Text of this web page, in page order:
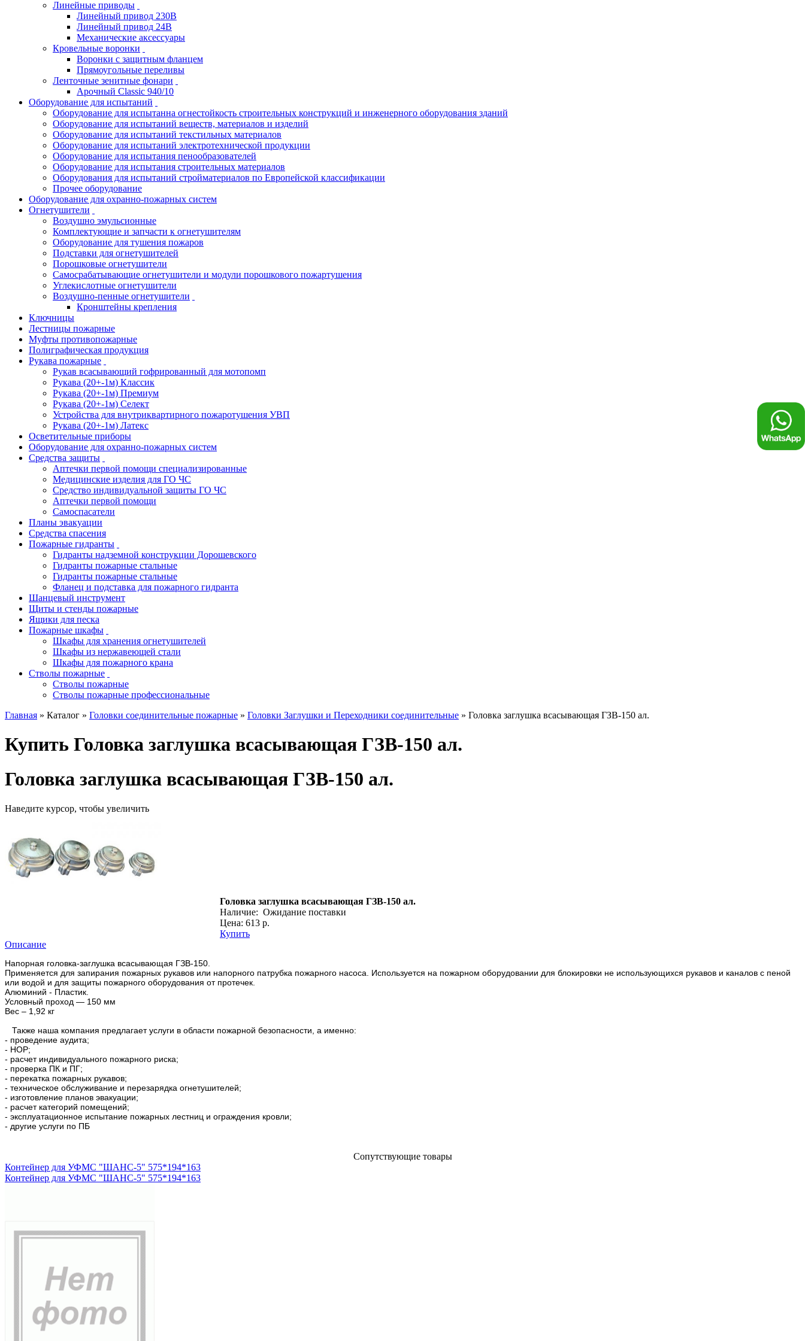
Линейные приводы
Линейный привод 230В
Линейный привод 24В
Механические аксессуары
Кровельные воронки
Воронки с защитным фланцем
Прямоугольные переливы
Ленточные зенитные фонари
Арочный Classic 940/10
Оборудование для испытаний
Оборудование для испытанна огнестойкость строительных конструкций и инженерного оборудования зданий
Оборудование для испытаний веществ, материалов и изделий
Оборудование для испытаний текстильных материалов
Оборудование для испытаний электротехнической продукции
Оборудование для испытания пенообразователей
Оборудование для испытания строительных материалов
Оборудования для испытаний стройматериалов по Европейской классификации
Прочее оборудование
Оборудование для охранно-пожарных систем
Огнетушители
Воздушно эмульсионные
Комплектующие и запчасти к огнетушителям
Оборудование для тушения пожаров
Подставки для огнетушителей
Порошковые огнетушители
Самосрабатывающие огнетушители и модули порошкового пожартушения
Углекислотные огнетушители
Воздушно-пенные огнетушители
Кронштейны крепления
Ключницы
Лестницы пожарные
Муфты противопожарные
Полиграфическая продукция
Рукава пожарные
Рукав всасывающий гофрированный для мотопомп
Рукава (20+-1м) Классик
Рукава (20+-1м) Премиум
Рукава (20+-1м) Селект
Устройства для внутриквартирного пожаротушения УВП
Рукава (20+-1м) Латекс
Осветительные приборы
Оборудование для охранно-пожарных систем
Средства защиты
Аптечки первой помощи специализированные
Медицинские изделия для ГО ЧС
Средство индивидуальной защиты ГО ЧС
Аптечки первой помощи
Самоспасатели
Планы эвакуации
Средства спасения
Пожарные гидранты
Гидранты надземной конструкции Дорошевского
Гидранты пожарные стальные
Гидранты пожарные стальные
Фланец и подставка для пожарного гидранта
Шанцевый инструмент
Щиты и стенды пожарные
Ящики для песка
Пожарные шкафы
Шкафы для хранения огнетушителей
Шкафы из нержавеющей стали
Шкафы для пожарного крана
Стволы пожарные
Стволы пожарные
Стволы пожарные профессиональные
Главная » Каталог » Головки соединительные пожарные » Головки Заглушки и Переходники соединительные » Головка заглушка всасывающая ГЗВ-150 ал.
Купить Головка заглушка всасывающая ГЗВ-150 ал.
Головка заглушка всасывающая ГЗВ-150 ал.
Наведите курсор, чтобы увеличить
Головка заглушка всасывающая ГЗВ-150 ал.
Наличие: Ожидание поставки
Цена: 613 р.
Купить
Описание
Напорная головка-заглушка всасывающая ГЗВ-150.
Применяется для запирания пожарных рукавов или напорного патрубка пожарного насоса. Используется на пожарном оборудовании для блокировки не использующихся рукавов и каналов с пеной
или водой и для защиты пожарного оборудования от протечек.
Алюминий - Пластик.
Условный проход — 150 мм
Вес – 1,92 кг
Также наша компания предлагает услуги в области пожарной безопасности, а именно:
- проведение аудита;
- НОР;
- расчет индивидуального пожарного риска;
- проверка ПК и ПГ;
- перекатка пожарных рукавов;
- техническое обслуживание и перезарядка огнетушителей;
- изготовление планов эвакуации;
- расчет категорий помещений;
- эксплуатационное испытание пожарных лестниц и ограждения кровли;
- другие услуги по ПБ
Сопутствующие товары
Контейнер для УФМС "ШАНС-5" 575*194*163
Контейнер для УФМС "ШАНС-5" 575*194*163